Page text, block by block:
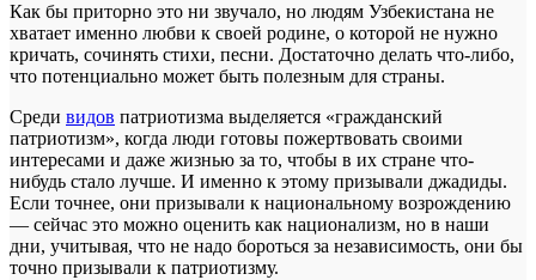
Как бы приторно это ни звучало, но людям Узбекистана не
хватает именно любви к своей родине, о которой не нужно
кричать, сочинять стихи, песни. Достаточно делать что-либо,
что потенциально может быть полезным для страны.
Среди видов патриотизма выделяется «гражданский
патриотизм», когда люди готовы пожертвовать своими
интересами и даже жизнью за то, чтобы в их стране что-
нибудь стало лучше. И именно к этому призывали джадиды.
Если точнее, они призывали к национальному возрождению
— сейчас это можно оценить как национализм, но в наши
дни, учитывая, что не надо бороться за независимость, они бы
точно призывали к патриотизму.